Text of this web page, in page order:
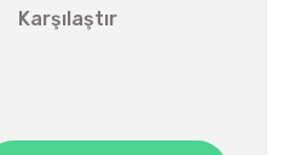
Karşılaştır